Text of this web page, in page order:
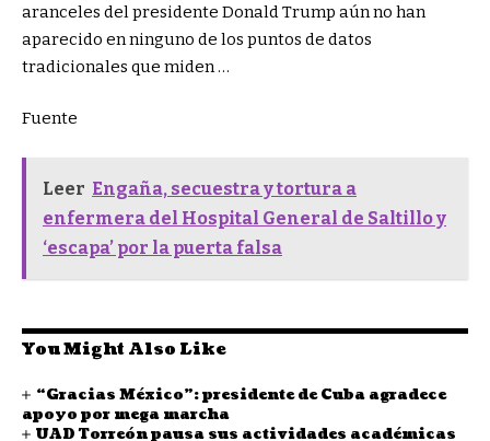
aranceles del presidente Donald Trump aún no han
aparecido en ninguno de los puntos de datos
tradicionales que miden …
Fuente
Leer Engaña, secuestra y tortura a
enfermera del Hospital General de Saltillo y
‘escapa’ por la puerta falsa
You Might Also Like
“Gracias México”: presidente de Cuba agradece
apoyo por mega marcha
UAD Torreón pausa sus actividades académicas